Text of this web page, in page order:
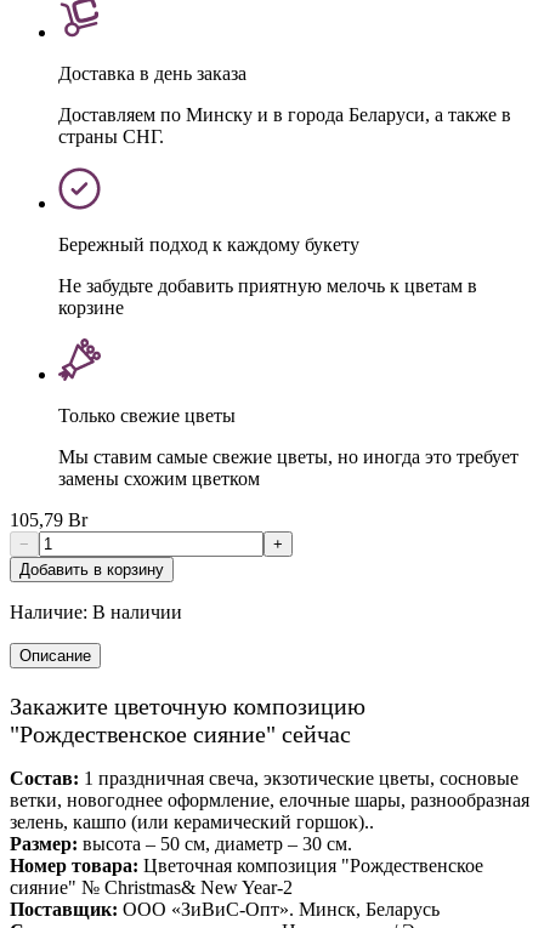
Доставка в день заказа
Доставляем по Минску и в города Беларуси, а также в
страны СНГ.
Бережный подход к каждому букету
Не забудьте добавить приятную мелочь к цветам в
корзине
Только свежие цветы
Мы ставим самые свежие цветы, но иногда это требует
замены схожим цветком
105,79 Br
−
+
Добавить в корзину
Наличие: В наличии
Описание
Закажите цветочную композицию
"Рождественское сияние" сейчас
Состав: 1 праздничная свеча, экзотические цветы, сосновые
ветки, новогоднее оформление, елочные шары, разнообразная
зелень, кашпо (или керамический горшок)..
Размер: высота – 50 см, диаметр – 30 см.
Номер товара: Цветочная композиция "Рождественское
сияние" № Christmas& New Year-2
Поставщик: ООО «ЗиВиС-Опт». Минск, Беларусь